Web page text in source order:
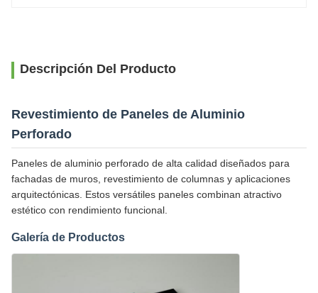
Descripción Del Producto
Revestimiento de Paneles de Aluminio
Perforado
Paneles de aluminio perforado de alta calidad diseñados para
fachadas de muros, revestimiento de columnas y aplicaciones
arquitectónicas. Estos versátiles paneles combinan atractivo
estético con rendimiento funcional.
Galería de Productos